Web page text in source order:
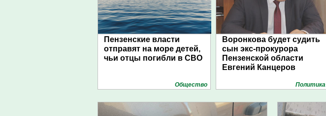
Пензенские власти
отправят на море детей,
чьи отцы погибли в СВО
Общество
Воронкова будет судить
сын экс-прокурора
Пензенской области
Евгений Канцеров
Политика